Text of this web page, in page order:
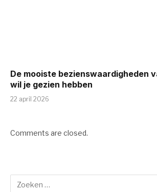
De mooiste bezienswaardigheden
wil je gezien hebben
22 april 2026
Comments are closed.